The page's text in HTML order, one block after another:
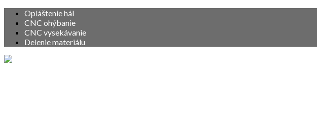
Opláštenie hál
CNC ohýbanie
CNC vysekávanie
Delenie materiálu